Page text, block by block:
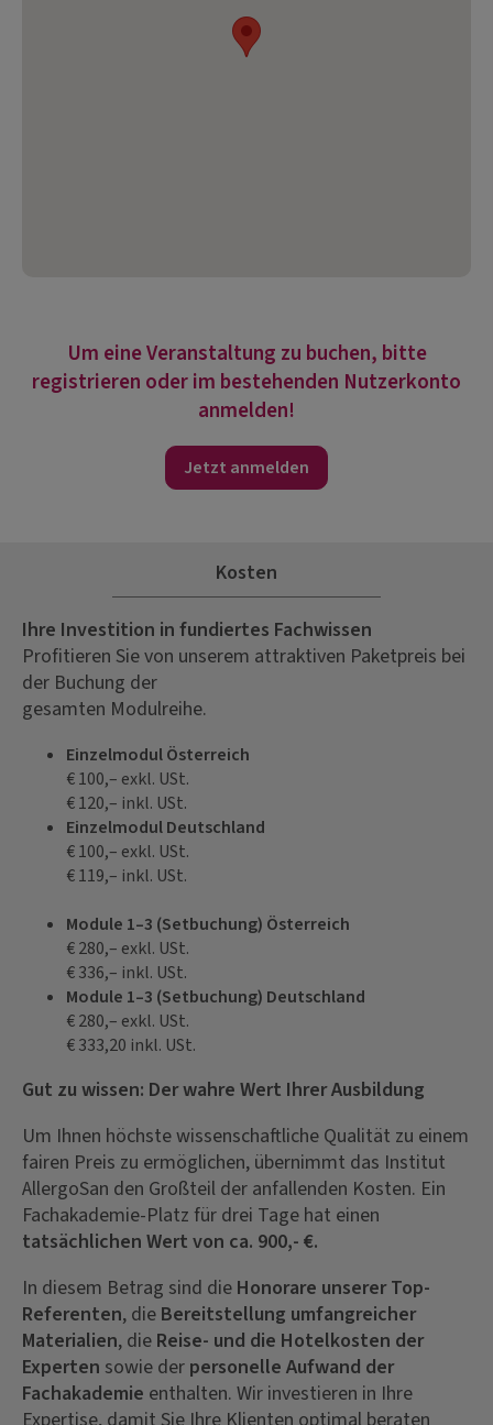
Um eine Veranstaltung zu buchen, bitte
registrieren oder im bestehenden Nutzerkonto
anmelden!
Jetzt anmelden
Kosten
Ihre Investition in fundiertes Fachwissen
Profitieren Sie von unserem attraktiven Paketpreis bei
der Buchung der
gesamten Modulreihe.
Einzelmodul Österreich
€ 100,– exkl. USt.
€ 120,– inkl. USt.
Einzelmodul Deutschland
€ 100,– exkl. USt.
€ 119,– inkl. USt.
Module 1–3 (Setbuchung) Österreich
€ 280,– exkl. USt.
€ 336,– inkl. USt.
Module 1–3 (Setbuchung) Deutschland
€ 280,– exkl. USt.
€ 333,20 inkl. USt.
Gut zu wissen: Der wahre Wert Ihrer Ausbildung
Um Ihnen höchste wissenschaftliche Qualität zu einem
fairen Preis zu ermöglichen, übernimmt das Institut
AllergoSan den Großteil der anfallenden Kosten. Ein
Fachakademie-Platz für drei Tage hat einen
tatsächlichen Wert von ca. 900,- €.
In diesem Betrag sind die Honorare unserer Top-
Referenten, die Bereitstellung umfangreicher
Materialien, die Reise- und die Hotelkosten der
Experten sowie der personelle Aufwand der
Fachakademie enthalten. Wir investieren in Ihre